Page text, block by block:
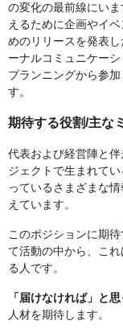
の変化の最前線にい
えるために企画やイ
めのリリースを発表
ーナルコミュニケー
プランニングから参
す。
期待する役割/主な
代表および経営陣と
ジェクトで生まれて
っているさまざまな
えています。
このポジションに期
て活動の中から、こ
る人です。
「届けなければ」と
人材を期待します。